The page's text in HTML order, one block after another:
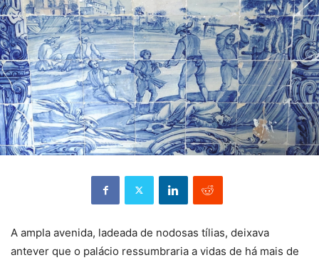
A ampla avenida, ladeada de nodosas tílias, deixava
antever que o palácio ressumbraria a vidas de há mais de